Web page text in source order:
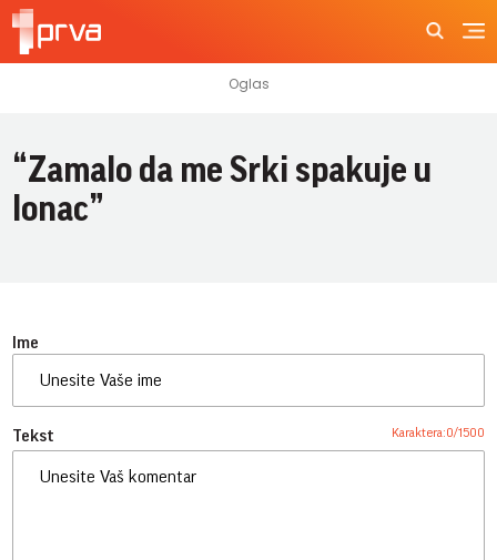
“Zamalo da me Srki spakuje u
lonac”
Ime
Tekst Karaktera:0/1500